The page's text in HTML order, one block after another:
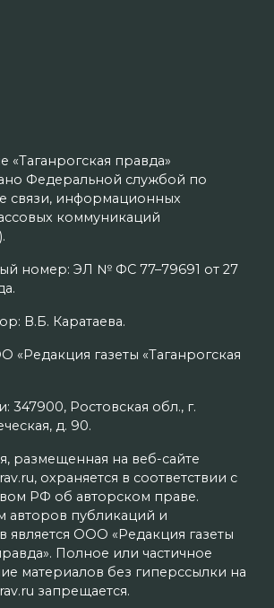
«Таганрогская правда»
Федеральной службой по
связи, информационных
коммуникаций
номер: ЭЛ № ФС 77–79691 от 27
В.Б. Каратаева.
«Редакция газеты «Таганрогская
347900, Ростовская обл., г.
д. 90.
размещенная на веб-сайте
охраняется в соответствии с
РФ об авторском праве.
авторов публикаций и
является ООО «Редакция газеты
Полное или частичное
материалов без гиперссылки на
запрещается.